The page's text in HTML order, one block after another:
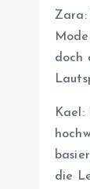
Zara:
doch
Kael:
die